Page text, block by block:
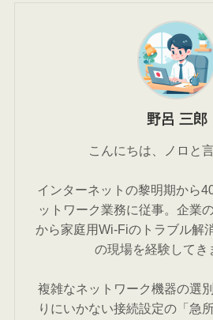
野呂 三郎
こんにちは、ノロと
インターネットの黎明期から
ットワーク業務に従事。企業
から家庭用Wi-Fiのトラブル解
の現場を経験してき
複雑なネットワーク機器の選
りにいかない接続設定の「急